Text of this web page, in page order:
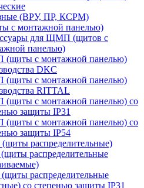
(ВРУ, ПР, КСРМ)
монтажной панелью)
для ЩМП (щитов с
панелью)
с монтажной панелью)
DKC
с монтажной панелью)
RITTAL
с монтажной панелью) со
защиты IP31
с монтажной панелью) со
защиты IP54
распределительные)
распределительные
распределительные
со степенью защиты IP31